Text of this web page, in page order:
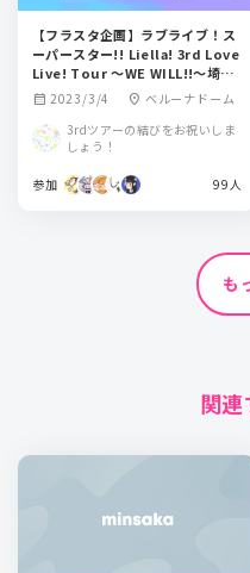
【フラスタ企画】ラブライブ！ス
ーパースター!! Liella! 3rd Love
Live! Tour ～WE WILL!!～埼玉
公演へ出演するキャラクターとキ
ャストさんにフラスタを贈りませ
んか？
calendar_month 2023/3/4 location_on ベルーナドーム
3rdツアーの結びをお祝いしま
しょう！
参加 99人
も
関